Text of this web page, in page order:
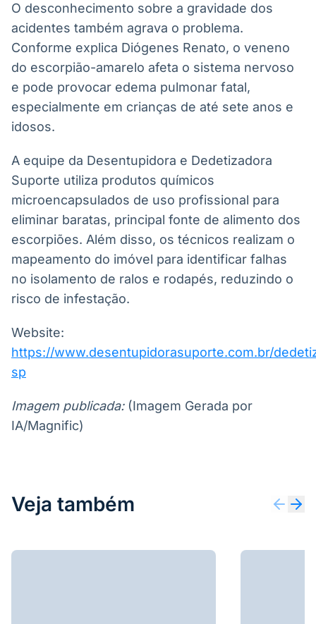
O desconhecimento sobre a gravidade dos
acidentes também agrava o problema.
Conforme explica Diógenes Renato, o veneno
do escorpião-amarelo afeta o sistema nervoso
e pode provocar edema pulmonar fatal,
especialmente em crianças de até sete anos e
idosos.
A equipe da Desentupidora e Dedetizadora
Suporte utiliza produtos químicos
microencapsulados de uso profissional para
eliminar baratas, principal fonte de alimento dos
escorpiões. Além disso, os técnicos realizam o
mapeamento do imóvel para identificar falhas
no isolamento de ralos e rodapés, reduzindo o
risco de infestação.
Website:
https://www.desentupidorasuporte.com.br/
sp
Imagem publicada:(Imagem Gerada por
IA/Magnific)
Veja também